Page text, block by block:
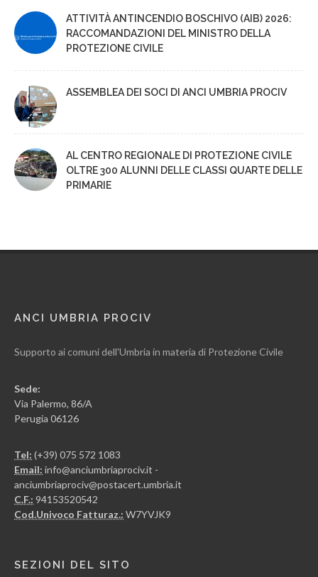
ATTIVITÀ ANTINCENDIO BOSCHIVO (AIB) 2026:
RACCOMANDAZIONI DEL MINISTRO DELLA
PROTEZIONE CIVILE
ASSEMBLEA DEI SOCI DI ANCI UMBRIA PROCIV
AL CENTRO REGIONALE DI PROTEZIONE CIVILE
OLTRE 300 ALUNNI DELLE CLASSI QUARTE DELLE
PRIMARIE
ANCI UMBRIA PROCIV
Supporto ai comuni dell'Umbria in materia di Protezione Civile
Sede:
Via Palermo, 86/A
Perugia 06126
Tel: (+39) 075 572 1083
Email: info@anciumbriaprociv.it -
anciumbriaprociv@postacert.umbria.it
C.F.: 94153520542
Cod.Univoco Fatturaz.: W7YVJK9
SEZIONI DEL SITO